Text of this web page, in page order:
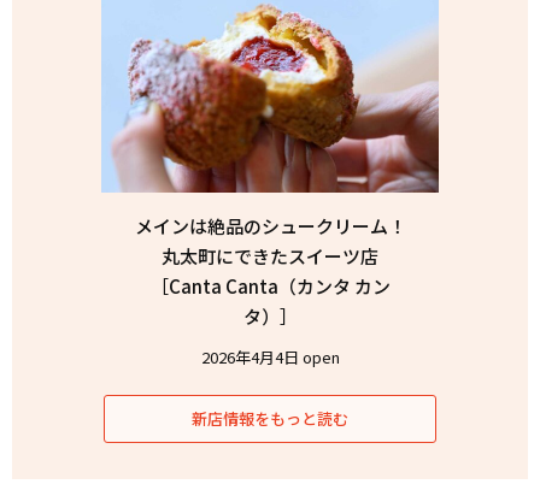
メインは絶品のシュークリーム！
丸太町にできたスイーツ店
［Canta Canta（カンタ カン
タ）］
2026年4月4日 open
新店情報をもっと読む